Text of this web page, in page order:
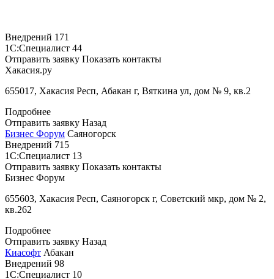
Внедрений 171
1С:Специалист 44
Отправить заявку Показать контакты
Хакасия.ру
655017, Хакасия Респ, Абакан г, Вяткина ул, дом № 9, кв.2
Подробнее
Отправить заявку Назад
Бизнес Форум Саяногорск
Внедрений 715
1С:Специалист 13
Отправить заявку Показать контакты
Бизнес Форум
655603, Хакасия Респ, Саяногорск г, Советский мкр, дом № 2,
кв.262
Подробнее
Отправить заявку Назад
Киасофт Абакан
Внедрений 98
1С:Специалист 10